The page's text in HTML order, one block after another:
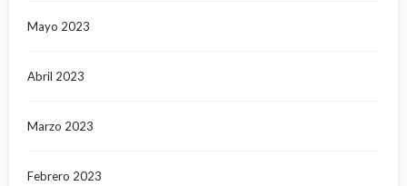
Mayo 2023
Abril 2023
Marzo 2023
Febrero 2023